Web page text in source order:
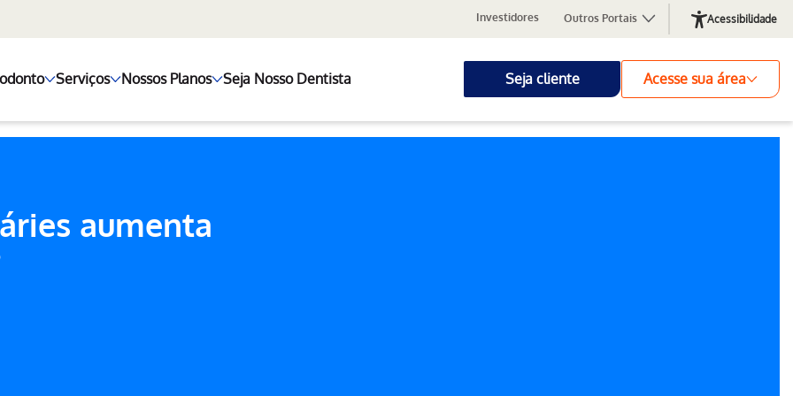
Investidores Outros Portais Acessibilidade
Serviços Nossos Planos Seja Nosso Dentista Seja cliente Acesse sua área
aumenta